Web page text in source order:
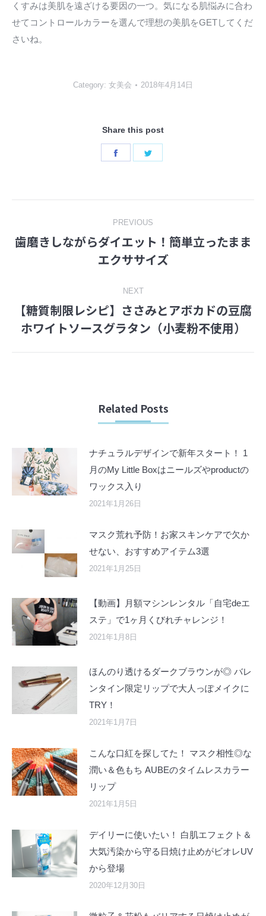
くすみは美肌を遠ざける要因の一つ。気になる肌悩みに合わ
せてコントロールカラーを選んで理想の美肌をGETしてくだ
さいね。
Category: 女美会 2018年4月14日
Share this post
Share
navigation
PREVIOUS
Previous
post:
歯磨きしながらダイエット！簡単立ったまま
エクササイズ
NEXT
Next
post:
【糖質制限レシピ】ささみとアボカドの豆腐
ホワイトソースグラタン（小麦粉不使用）
Related Posts
ナチュラルデザインで新年スタート！ 1
月のMy Little Boxはニールズやproductの
ワックス入り
2021年1月26日
マスク荒れ予防！お家スキンケアで欠か
せない、おすすめアイテム3選
2021年1月25日
【動画】月額マシンレンタル「自宅deエ
ステ」で1ヶ月くびれチャレンジ！
2021年1月8日
ほんのり透けるダークブラウンが◎ バレ
ンタイン限定リップで大人っぽメイクに
TRY！
2021年1月7日
こんな口紅を探してた！ マスク相性◎な
潤い＆色もち AUBEのタイムレスカラー
リップ
2021年1月5日
デイリーに使いたい！ 白肌エフェクト＆
大気汚染から守る日焼け止めがビオレUV
から登場
2020年12月30日